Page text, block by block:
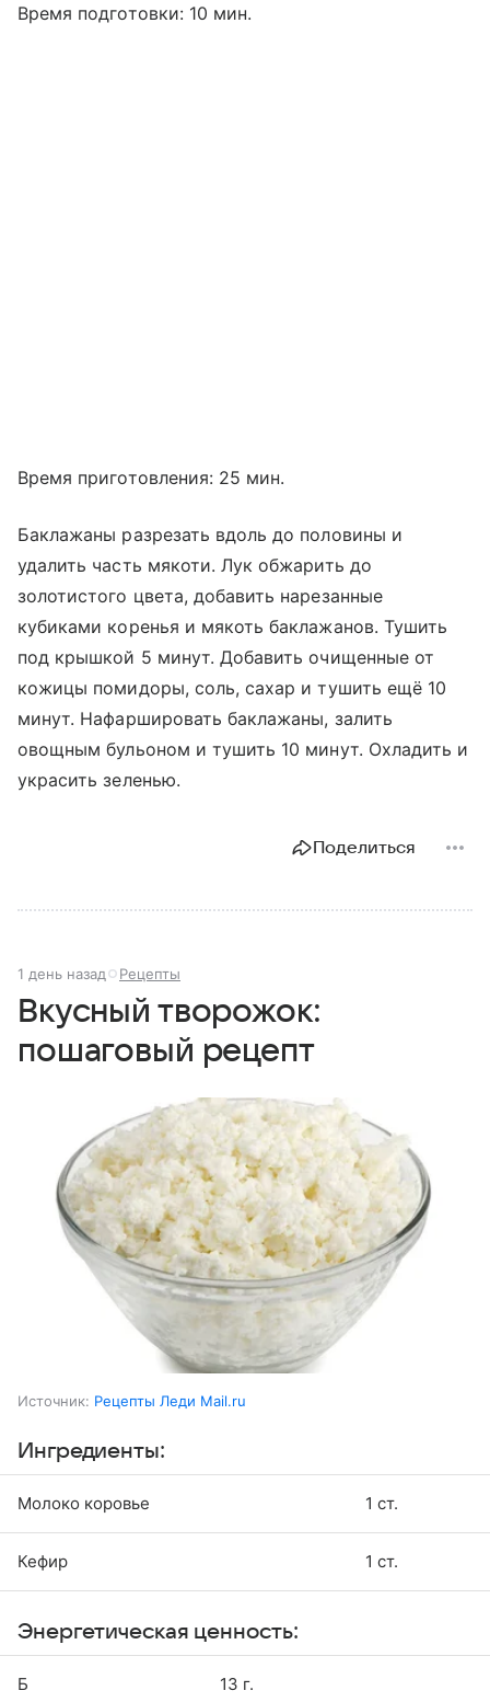
Время подготовки: 10 мин.
Время приготовления: 25 мин.
Баклажаны разрезать вдоль до половины и
удалить часть мякоти. Лук обжарить до
золотистого цвета, добавить нарезанные
кубиками коренья и мякоть баклажанов. Тушить
под крышкой 5 минут. Добавить очищенные от
кожицы помидоры, соль, сахар и тушить ещё 10
минут. Нафаршировать баклажаны, залить
овощным бульоном и тушить 10 минут. Охладить и
украсить зеленью.
Поделиться
1 день назад Рецепты
Вкусный творожок:
пошаговый рецепт
Источник: Рецепты Леди Mail.ru
Ингредиенты:
Молоко коровье 1 ст.
Кефир 1 ст.
Энергетическая ценность:
Б 13 г.